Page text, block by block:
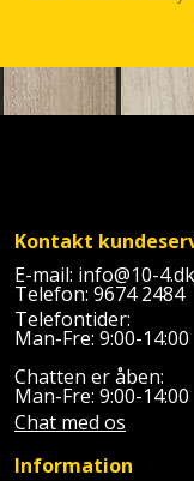
Plastlister
Radonsikring
Rumdeler
grus
Skruer,
bolte
møtrikker
Skunklem
Målebånd
Murerværktøj
Nedstryger
Nøgleværktøj
Økse
Flisevibrator
Føringsskinne
Fugtmåler
Gipsskruemaskine
Girafsliber
Girafsliber
tilbehør
og
kajak
Haveredskaber
Haveslange
og
tilbehør
Havetilbehør
Kontakt
E-mail: info@10-4.dk
Telefon: 9674 2484
Telefontider:
Man-Fre: 9:00-14:00
Chatten er åben:
Man-Fre: 9:00-14:00
Chat med os
Information